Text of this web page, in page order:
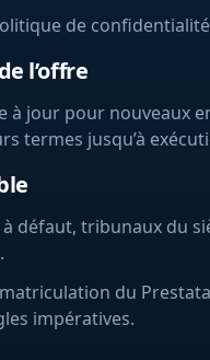
de
l’offre
à jour pour nouveaux
termes jusqu’à
défaut, tribunaux du
du
impératives.